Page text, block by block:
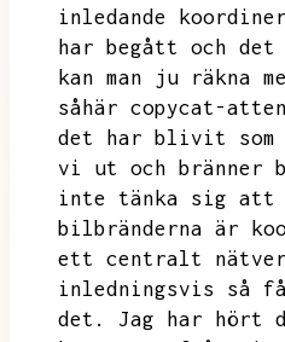
inledande
har begått och
kan man ju räkna
såhär copycat-
det har blivit som
vi ut och bränner
inte tänka sig att
bilbränderna är
ett centralt
inledningsvis så
det.
Jag har hört